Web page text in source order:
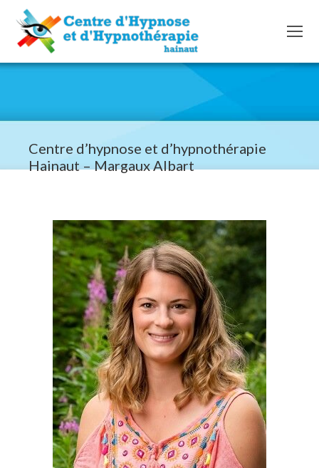
Centre d’hypnose et d’hypnothérapie
Hainaut – Margaux Albart